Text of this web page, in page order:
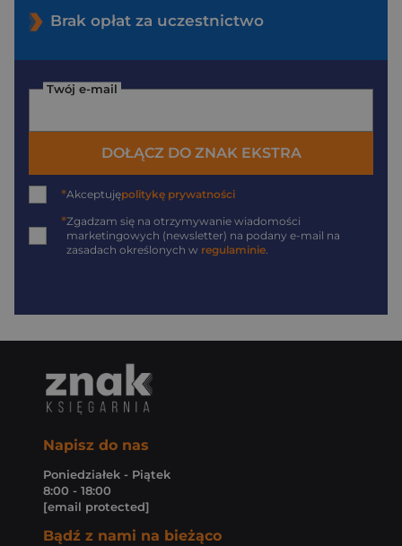
Brak opłat za uczestnictwo
Twój e-mail
DOŁĄCZ DO ZNAK EKSTRA
*Akceptujępolitykę prywatności
*Zgadzam się na otrzymywanie wiadomości
marketingowych (newsletter) na podany e-mail na
zasadach określonych w regulaminie.
Napisz do nas
Poniedziałek - Piątek
8:00 - 18:00
[email protected]
Bądź z nami na bieżąco